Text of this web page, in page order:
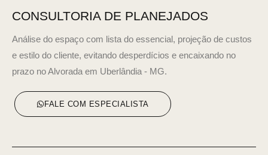
CONSULTORIA DE PLANEJADOS
Análise do espaço com lista do essencial, projeção de custos
e estilo do cliente, evitando desperdícios e encaixando no
prazo no Alvorada em Uberlândia - MG.
FALE COM ESPECIALISTA